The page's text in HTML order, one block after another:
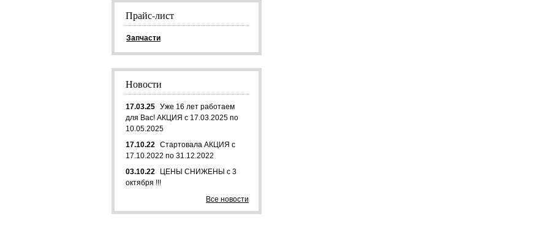
Прайс-лист
Запчасти
Новости
17.03.25 Уже 16 лет работаем
для Вас! АКЦИЯ с 17.03.2025 по
10.05.2025
17.10.22 Стартовала АКЦИЯ с
17.10.2022 по 31.12.2022
03.10.22
ЦЕНЫ СНИЖЕНЫ с 3
октября !!!
Все новости